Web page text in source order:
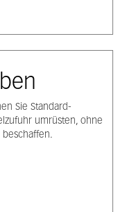
Sie Standard-
umrüsten, ohne
beschaffen.